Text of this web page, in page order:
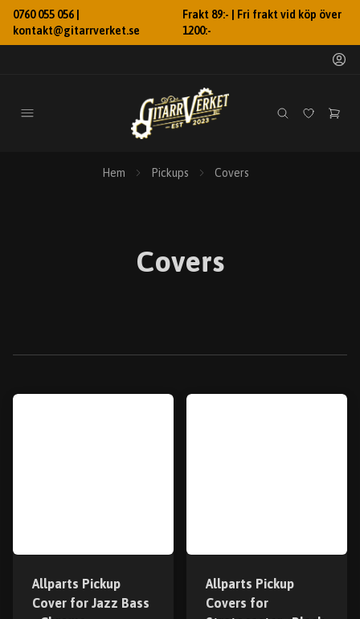
0760 055 056 |
kontakt@gitarrverket.se
Frakt 89:- | Fri frakt vid köp över
1200:-
Hem Pickups Covers
Covers
Allparts Pickup
Cover for Jazz Bass
Allparts Pickup
Covers for